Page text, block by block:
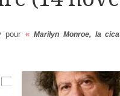
pour «Marilyn Monroe, la